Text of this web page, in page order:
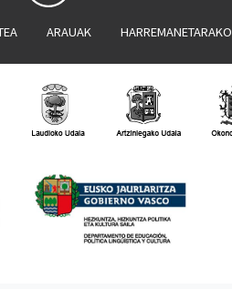
ARAUAK HARREMANETARAKO